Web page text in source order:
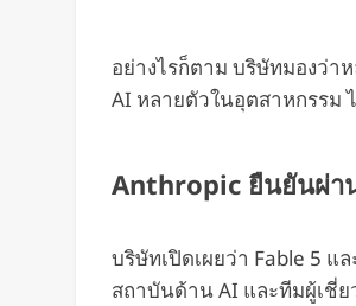
อย่างไรก็ตาม บริษัทมองว่า
AI หลายตัวในอุตสาหกรรม
Anthropic ยืนยันผ่า
บริษัทเปิดเผยว่า Fable 5
สถาบันด้าน AI และทีมผู้เชี่